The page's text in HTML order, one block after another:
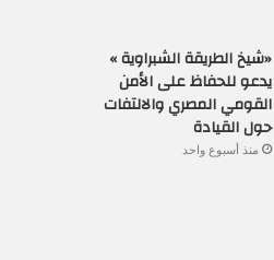
«شيخ الطريقة الشبراوية »
يدعو للحفاظ على الأمن
القومي المصري والالتفات
حول القيادة
منذ أسبوع واحد